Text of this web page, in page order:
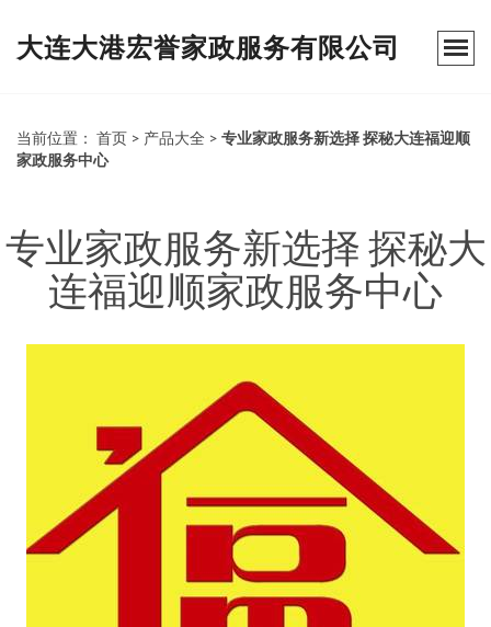
大连大港宏誉家政服务有限公司
当前位置： 首页 > 产品大全 > 专业家政服务新选择 探秘大连福迎顺
家政服务中心
专业家政服务新选择 探秘大
连福迎顺家政服务中心